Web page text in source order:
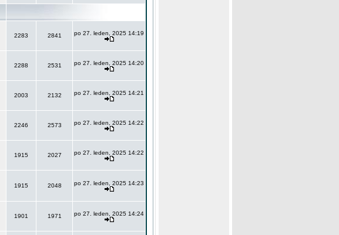
2283 2841 po 27. leden, 2025 14:19
2288 2531 po 27. leden, 2025 14:20
2003 2132 po 27. leden, 2025 14:21
2246 2573 po 27. leden, 2025 14:22
1915 2027 po 27. leden, 2025 14:22
1915 2048 po 27. leden, 2025 14:23
1901 1971 po 27. leden, 2025 14:24